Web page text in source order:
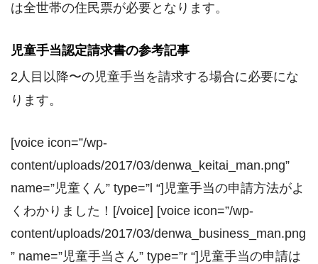
は全世帯の住民票が必要となります。
児童手当認定請求書の参考記事
2人目以降〜の児童手当を請求する場合に必要にな
ります。
[voice icon=”/wp-
content/uploads/2017/03/denwa_keitai_man.png”
name=”児童くん” type=”l “]児童手当の申請方法がよ
くわかりました！[/voice] [voice icon=”/wp-
content/uploads/2017/03/denwa_business_man.png
” name=”児童手当さん” type=”r “]児童手当の申請は